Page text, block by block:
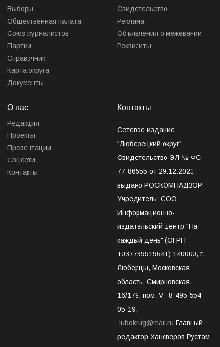
Выборы
Общественная палата
Союз журналистов
Партии
Справочник
Карта округа
Документы
Свидетельство
Реклама
Объявления о межевании
Реквизиты
О нас
Редакция
Проекты
Презентации
Соцсети
Контакты
Контакты
Сетевое издание
"Люберецкий округ"
Свидетельство ЭЛ № ФС
77-86555 от 29.12.2023
выдано РОСКОМНАДЗОР
Учредитель: ООО
Информационно-
издательский центр "На
каждый день" (ОГРН
1037739519641) 140000, г.
Люберцы, Московская
область, Смирновская,
16/179, пом. V 8-495-554-
05-19,
lubokrug@mail.ru Главный
редактор Хансверов Рустам